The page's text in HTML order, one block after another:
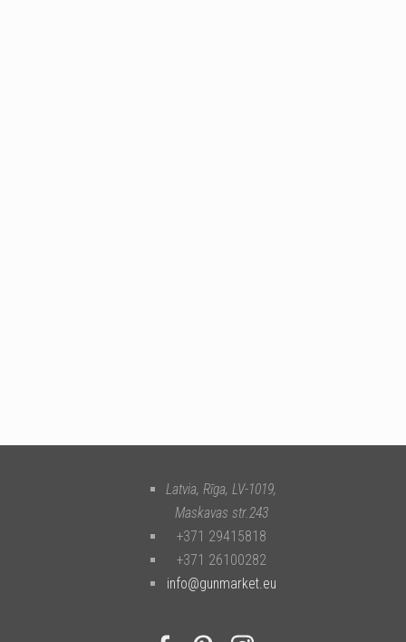
Latvia, Rīga, LV-1019,
Maskavas str.243
+371 29415818
+371 26100282
info@gunmarket.eu